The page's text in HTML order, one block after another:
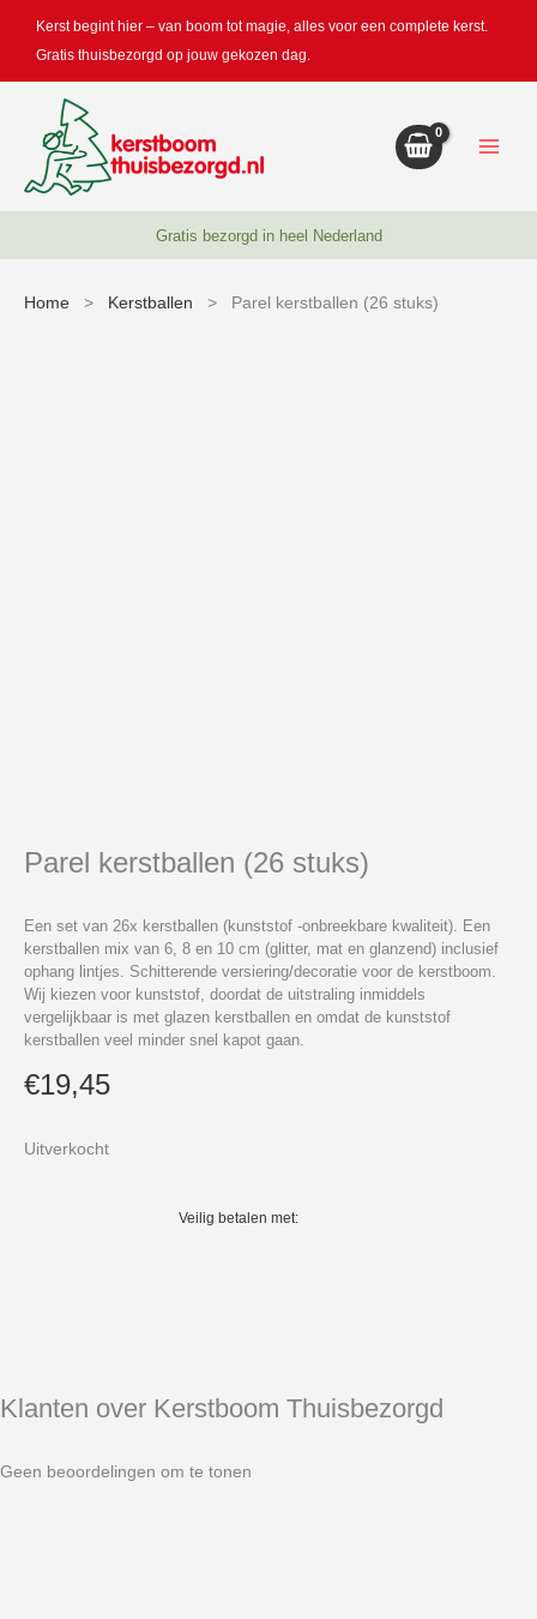
Kerst begint hier – van boom tot magie, alles voor een complete kerst.
Gratis thuisbezorgd op jouw gekozen dag.
Gratis bezorgd in heel Nederland
Home > Kerstballen > Parel kerstballen (26 stuks)
Parel kerstballen (26 stuks)
Een set van 26x kerstballen (kunststof -onbreekbare kwaliteit). Een
kerstballen mix van 6, 8 en 10 cm (glitter, mat en glanzend) inclusief
ophang lintjes. Schitterende versiering/decoratie voor de kerstboom.
Wij kiezen voor kunststof, doordat de uitstraling inmiddels
vergelijkbaar is met glazen kerstballen en omdat de kunststof
kerstballen veel minder snel kapot gaan.
€19,45
Uitverkocht
Veilig betalen met:
Klanten over Kerstboom Thuisbezorgd
Geen beoordelingen om te tonen